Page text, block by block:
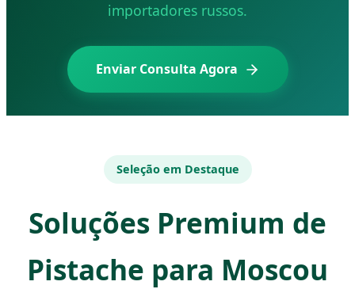
importadores russos.
Enviar Consulta Agora
Seleção em Destaque
Soluções Premium de
Pistache para Moscou